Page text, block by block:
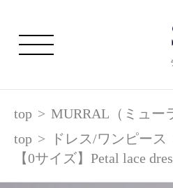
top > MURRAL（ミュー
top > ドレス/ワンピース
【0サイズ】Petal lace